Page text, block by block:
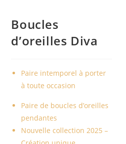
Boucles
d’oreilles Diva
Paire intemporel à porter
à toute occasion
Paire de boucles d’oreilles
pendantes
Nouvelle collection 2025 –